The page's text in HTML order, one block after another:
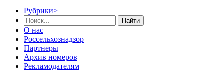
Рубрики>
Найти
О нас
Россельхознадзор
Партнеры
Архив номеров
Рекламодателям